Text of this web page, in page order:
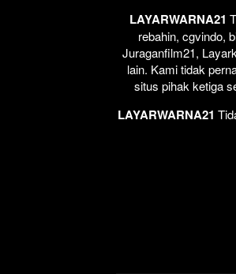
LAYARWARNA21
rebahin, cgvindo,
Juraganfilm21,
lain. Kami tidak
situs pihak ketiga
LAYARWARNA21